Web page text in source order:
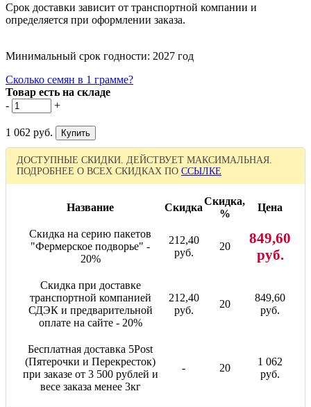
Срок доставки зависит от транспортной компании и
определяется при оформлении заказа.
Минимальный срок годности: 2027 год
Сколько семян в 1 грамме?
Товар есть на складе
-
+
1 062 руб.
ДОСТУПНЫЕ СКИДКИ. ДЕЙСТВУЕТ МАКСИМАЛЬНАЯ.
ПОДРОБНЕЕ О ВСЕХ СКИДКАХ ПО ССЫЛКЕ
Название Скидка
Скидка,
%
Цена
Скидка на серию пакетов
"Фермерское подворье" -
20%
212,40
руб.
20
849,60
руб.
Скидка при доставке
транспортной компанией
СДЭК и предварительной
оплате на сайте - 20%
212,40
руб.
20
849,60
руб.
Бесплатная доставка 5Post
(Пятерочки и Перекресток)
при заказе от 3 500 рублей и
весе заказа менее 3кг
- 20
1 062
руб.